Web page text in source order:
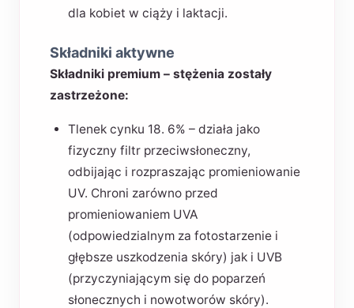
dla kobiet w ciąży i laktacji.
Składniki aktywne
Składniki premium – stężenia zostały
zastrzeżone:
Tlenek cynku 18. 6% – działa jako
fizyczny filtr przeciwsłoneczny,
odbijając i rozpraszając promieniowanie
UV. Chroni zarówno przed
promieniowaniem UVA
(odpowiedzialnym za fotostarzenie i
głębsze uszkodzenia skóry) jak i UVB
(przyczyniającym się do poparzeń
słonecznych i nowotworów skóry).